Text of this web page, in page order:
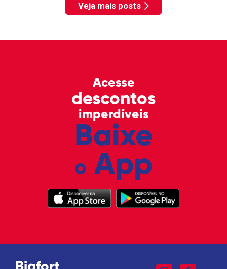
Veja mais posts
Acesse
descontos
imperdíveis
Baixe
o App